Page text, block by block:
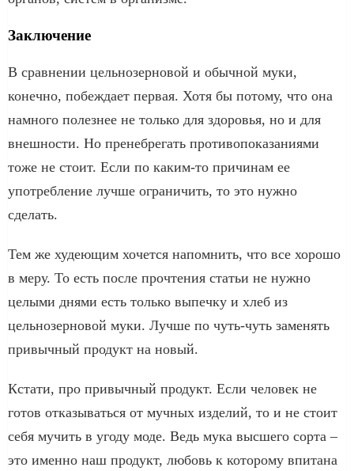
Заключение
В сравнении цельнозерновой и обычной муки,
конечно, побеждает первая. Хотя бы потому, что она
намного полезнее не только для здоровья, но и для
внешности. Но пренебрегать противопоказаниями
тоже не стоит. Если по каким-то причинам ее
употребление лучше ограничить, то это нужно
сделать.
Тем же худеющим хочется напомнить, что все хорошо
в меру. То есть после прочтения статьи не нужно
целыми днями есть только выпечку и хлеб из
цельнозерновой муки. Лучше по чуть-чуть заменять
привычный продукт на новый.
Кстати, про привычный продукт. Если человек не
готов отказываться от мучных изделий, то и не стоит
себя мучить в угоду моде. Ведь мука высшего сорта –
это именно наш продукт, любовь к которому впитана